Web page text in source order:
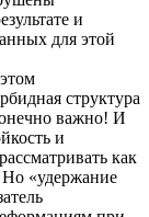
и
для этой
структура
важно! И
и
как
«удержание